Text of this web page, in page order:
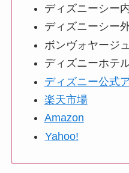
ディズニーシー
ディズニーシー
ボンヴォヤージュ
ディズニーホテ
ディズニー公式
楽天市場
Amazon
Yahoo!